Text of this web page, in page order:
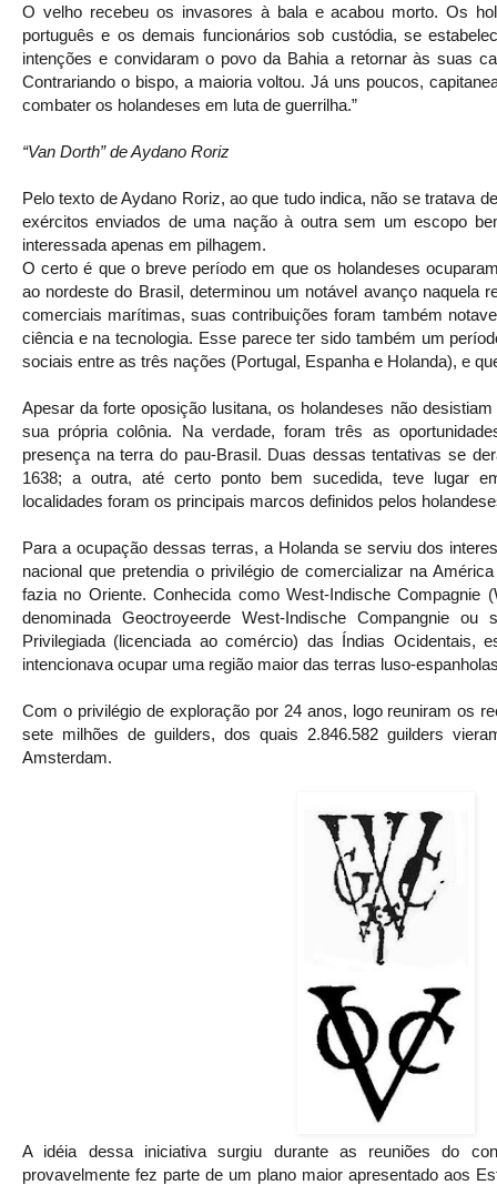
O velho recebeu os invasores à bala e acabou morto. Os
português e os demais funcionários sob custódia, se
intenções e convidaram o povo da Bahia a retornar às suas
Contrariando o bispo, a maioria voltou. Já uns poucos,
combater os holandeses em luta de guerrilha.”
“Van Dorth” de Aydano Roriz
Pelo texto de Aydano Roriz, ao que tudo indica, não se tratava
exércitos enviados de uma nação à outra sem um escopo
interessada apenas em pilhagem.
O certo é que o breve período em que os holandeses
ao nordeste do Brasil, determinou um notável avanço naquela
comerciais marítimas, suas contribuições foram também
ciência e na tecnologia. Esse parece ter sido também um
sociais entre as três nações (Portugal, Espanha e Holanda), e
Apesar da forte oposição lusitana, os holandeses não
sua própria colônia. Na verdade, foram três as
presença na terra do pau-Brasil. Duas dessas tentativas se
1638; a outra, até certo ponto bem sucedida, teve lugar
localidades foram os principais marcos definidos pelos
Para a ocupação dessas terras, a Holanda se serviu dos
nacional que pretendia o privilégio de comercializar na
fazia no Oriente. Conhecida como West-Indische Compagnie
denominada Geoctroyeerde West-Indische Compangnie ou
Privilegiada (licenciada ao comércio) das Índias Ocidentais,
intencionava ocupar uma região maior das terras luso-
Com o privilégio de exploração por 24 anos, logo reuniram os
sete milhões de guilders, dos quais 2.846.582 guilders
Amsterdam.
A idéia dessa iniciativa surgiu durante as reuniões do
provavelmente fez parte de um plano maior apresentado aos